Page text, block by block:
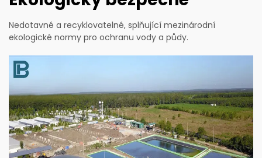
Nedotavné a recyklovatelné, splňující mezinárodní
ekologické normy pro ochranu vody a půdy.